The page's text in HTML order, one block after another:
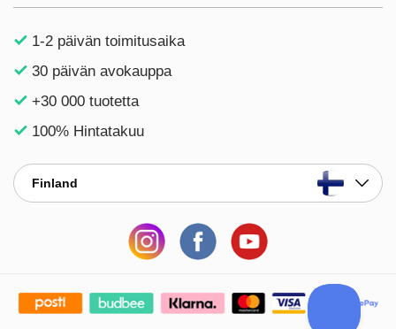
1-2 päivän toimitusaika
30 päivän avokauppa
+30 000 tuotetta
100% Hintatakuu
Finland